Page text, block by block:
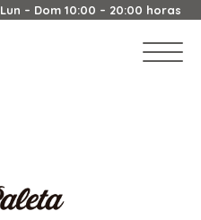
Lun – Dom 10:00 – 20:00 horas